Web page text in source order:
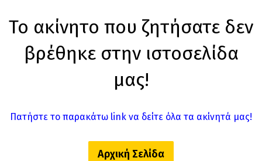
Το ακίνητο που ζητήσατε δεν
βρέθηκε στην ιστοσελίδα
μας!
Πατήστε το παρακάτω link να δείτε όλα τα ακίνητά μας!
Αρχική Σελίδα